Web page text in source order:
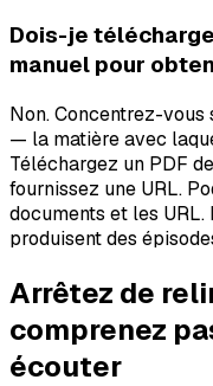
Dois-je
manuel pour
Non. Concentrez-vous
— la matière avec
Téléchargez un PDF
fournissez une URL.
documents et les
produisent des
Arrêtez de
comprenez
écouter